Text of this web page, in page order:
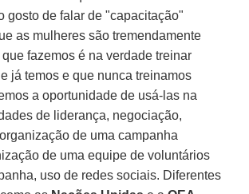
gosto de falar de "capacitação"
as mulheres são tremendamente
fazemos é na verdade treinar
já temos e que nunca treinamos
a oportunidade de usá-las na
de liderança, negociação,
de uma campanha
de uma equipe de voluntários
uso de redes sociais. Diferentes